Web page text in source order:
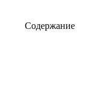
Содержание